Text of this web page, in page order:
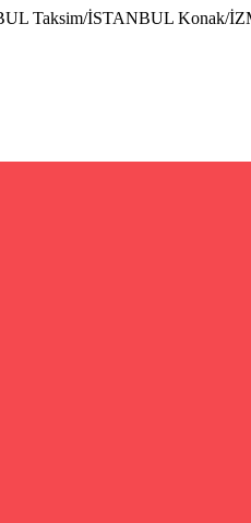
Taksim/İSTANBUL Konak/